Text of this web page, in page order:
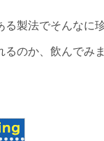
製法でそんなに
のか、飲んでみま